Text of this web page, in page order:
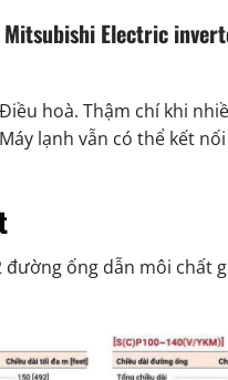
Electric
hoà. Thậm chí khi
lạnh vẫn có thể kết
ống dẫn môi chất